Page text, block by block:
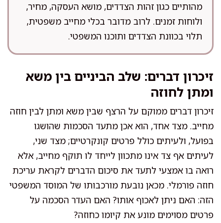
מהותיים כגון זהות הצדדים, מושא העסקה, מחיר,
ולוחות זמנים. לרוב מדובר בכלי מחייב משפטית,
תלוי בכוונת הצדדים ותוכנו המשפטי.
זיכרון דברים: שלב הביניים בין משא
ומתן לחוזה
זיכרון דברים ממוקם על הרצף שבין משא ומתן לבין חוזה
מחייב. מצד אחד, הוא אכן מתעד הסכמות שהושגו
בפועל, ולעיתים כולל פרטים קונקרטיים; מצד שני,
לעיתים אף צד אינו מתכוון לייחד לו תוקף מחייב, אלא
רואה בו אמצעי לתעד את סיכום הדברים לקראת עריכת
חוזה פורמלי. מכאן נובעת מורכבותו של המוסד המשפטי
הזה: האם ניתן לאכוף אותו? האם העדר הסכמה על
פרטים מסוימים מונע את קיומו כחוזה?